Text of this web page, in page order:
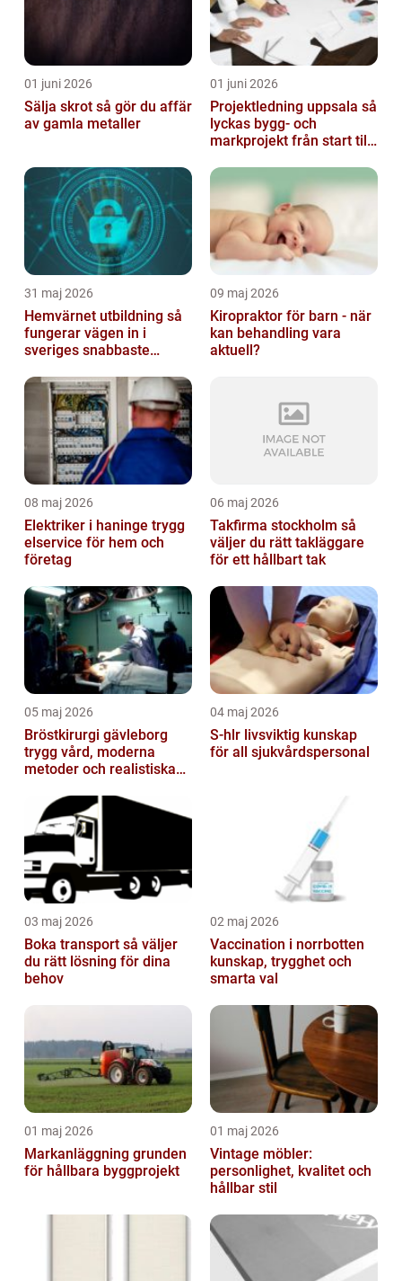
01 juni 2026
Sälja skrot så gör du affär
av gamla metaller
01 juni 2026
Projektledning uppsala så
lyckas bygg- och
markprojekt från start till
31 maj 2026
Hemvärnet utbildning så
fungerar vägen in i
sveriges snabbaste
09 maj 2026
Kiropraktor för barn - när
kan behandling vara
aktuell?
08 maj 2026
Elektriker i haninge trygg
elservice för hem och
företag
06 maj 2026
Takfirma stockholm så
väljer du rätt takläggare
för ett hållbart tak
05 maj 2026
Bröstkirurgi gävleborg
trygg vård, moderna
metoder och realistiska
04 maj 2026
S-hlr livsviktig kunskap
för all sjukvårdspersonal
03 maj 2026
Boka transport så väljer
du rätt lösning för dina
behov
02 maj 2026
Vaccination i norrbotten
kunskap, trygghet och
smarta val
01 maj 2026
Markanläggning grunden
för hållbara byggprojekt
01 maj 2026
Vintage möbler:
personlighet, kvalitet och
hållbar stil